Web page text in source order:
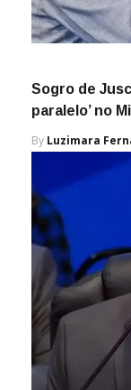
Sogro de
paralelo’ no
By Luzimara